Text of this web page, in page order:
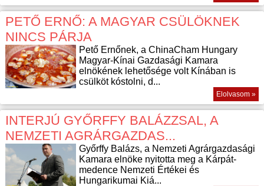
PETŐ ERNŐ: A MAGYAR CSÜLÖKNEK
NINCS PÁRJA
Pető Ernőnek, a ChinaCham Hungary
Magyar-Kínai Gazdasági Kamara
elnökének lehetősége volt Kínában is
csülköt kóstolni, d...
Elolvasom »
INTERJÚ GYŐRFFY BALÁZZSAL, A
NEMZETI AGRÁRGAZDAS...
Győrffy Balázs, a Nemzeti Agrárgazdasági
Kamara elnöke nyitotta meg a Kárpát-
medence Nemzeti Értékei és
Hungarikumai Kiá...